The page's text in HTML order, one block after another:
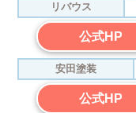
リバウス
公式HP
安田塗装
公式HP